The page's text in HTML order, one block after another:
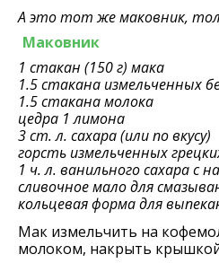
А это тот же маковник,
Маковник
1 стакан (150 г) мака
1.5 стакана измельченных
1.5 стакана молока
цедра 1 лимона
3 ст. л. сахара (или по вкусу)
горсть измельченных
1 ч. л. ванильного сахара с
сливочное мало для
кольцевая форма для
Мак измельчить на
молоком, накрыть